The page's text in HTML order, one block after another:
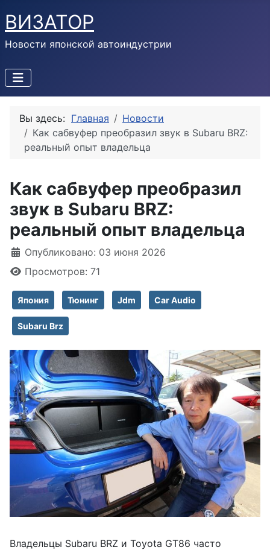
ВИЗАТОР
Новости японской автоиндустрии
Вы здесь: Главная
Новости
Как сабвуфер преобразил звук в Subaru BRZ:
реальный опыт владельца
Как сабвуфер преобразил
звук в Subaru BRZ:
реальный опыт владельца
Информация о материале
Опубликовано: 03 июня 2026
Просмотров: 71
Япония Тюнинг Jdm Car Audio
Subaru Brz
Владельцы Subaru BRZ и Toyota GT86 часто